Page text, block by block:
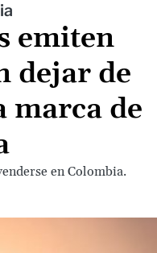
emiten
dejar de
marca de
en Colombia.